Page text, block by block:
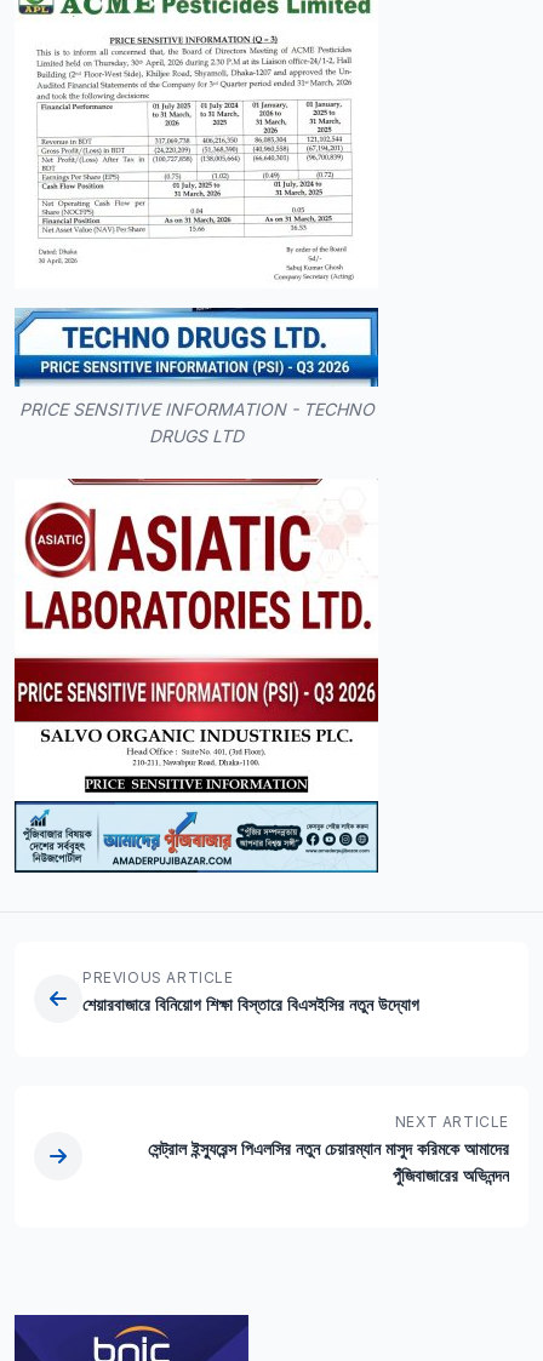
PRICE SENSITIVE INFORMATION - TECHNO
DRUGS LTD
PREVIOUS ARTICLE
শেয়ারবাজারে বিনিয়োগ শিক্ষা বিস্তারে বিএসইসির নতুন উদ্যোগ
NEXT ARTICLE
সেন্ট্রাল ইন্স্যুরেন্স পিএলসির নতুন চেয়ারম্যান মাসুদ করিমকে আমাদের
পুঁজিবাজারের অভিনন্দন